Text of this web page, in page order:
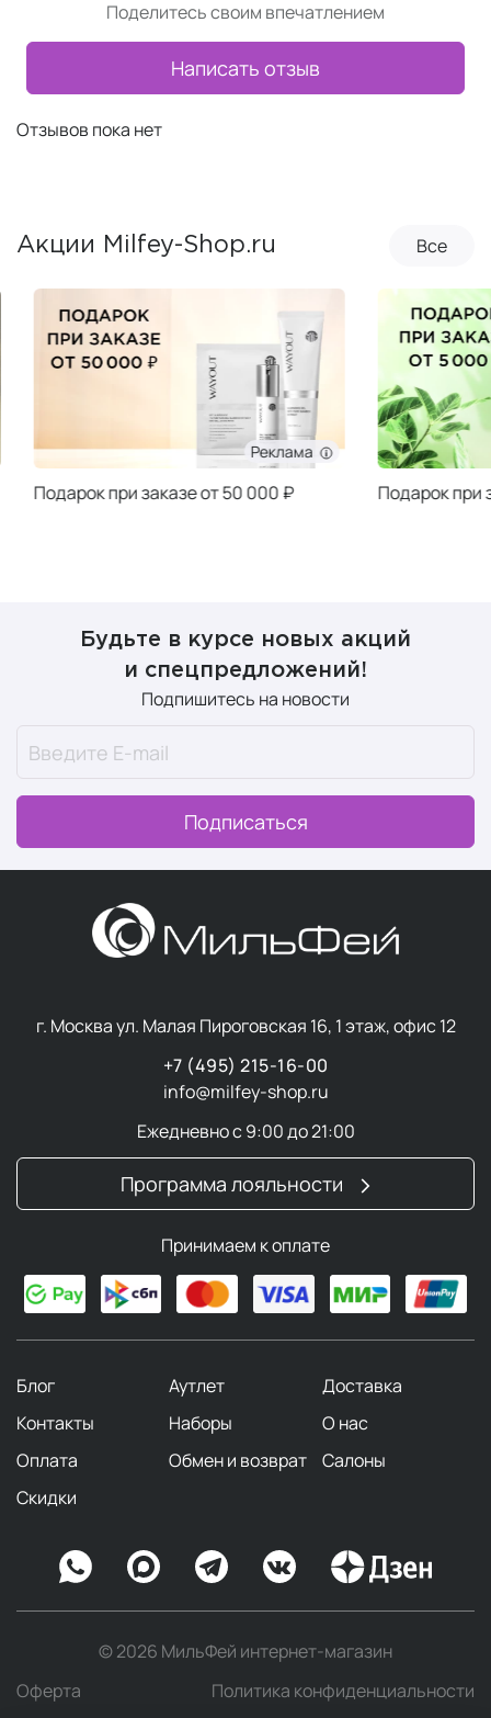
Поделитесь своим впечатлением
Написать отзыв
Отзывов пока нет
Акции Milfey-Shop.ru Все
Реклама
Подарок при заказе от 50 000 ₽ Подарок при
Будьте в курсе новых акций
и спецпредложений!
Подпишитесь на новости
Подписаться
г. Москва ул. Малая Пироговская 16, 1 этаж, офис 12
+7 (495) 215-16-00
info@milfey-shop.ru
Ежедневно с 9:00 до 21:00
Программа лояльности
Принимаем к оплате
Блог Аутлет
Доставка
Контакты
Наборы
О нас
Оплата
Обмен и возврат
Салоны
Скидки
© 2026 МильФей интернет-магазин
Оферта
Политика конфиденциальности